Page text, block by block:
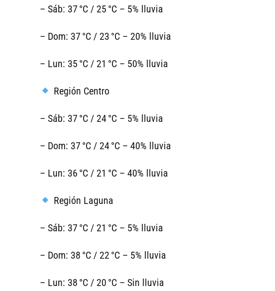
– Sáb: 37 °C / 25 °C – 5% lluvia
– Dom: 37 °C / 23 °C – 20% lluvia
– Lun: 35 °C / 21 °C – 50% lluvia
Región Centro
– Sáb: 37 °C / 24 °C – 5% lluvia
– Dom: 37 °C / 24 °C – 40% lluvia
– Lun: 36 °C / 21 °C – 40% lluvia
Región Laguna
– Sáb: 37 °C / 21 °C – 5% lluvia
– Dom: 38 °C / 22 °C – 5% lluvia
– Lun: 38 °C / 20 °C – Sin lluvia